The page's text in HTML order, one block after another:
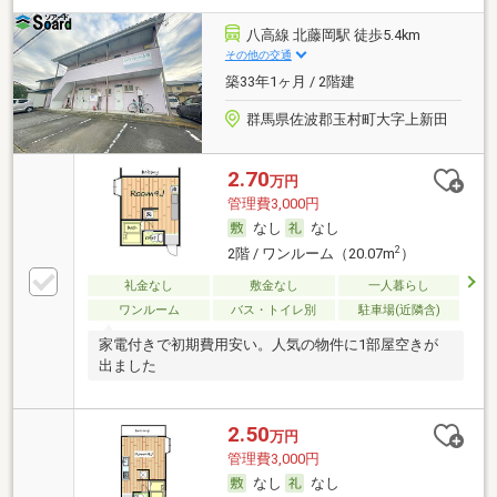
八高線 北藤岡駅 徒歩5.4km
その他の交通
築33年1ヶ月 / 2階建
群馬県佐波郡玉村町大字上新田
2.70万円
管理費3,000円
なし
なし
2階 / ワンルーム（20.07m2）
礼金なし 敷金なし
一人暮らし
ワンルーム
バス・トイレ別 駐車場(近隣含)
家電付きで初期費用安い。人気の物件に1部屋空きが
出ました
2.50万円
管理費3,000円
なし
なし